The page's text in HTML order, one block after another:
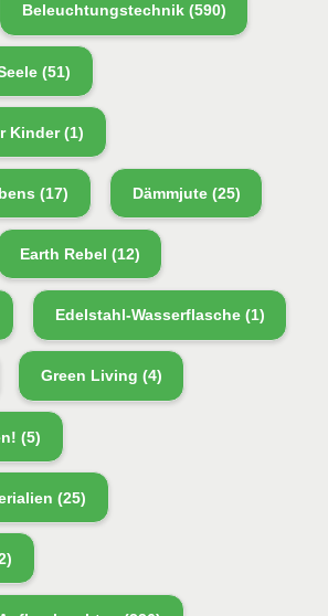
Beleuchtungstechnik(590)
(51)
Kinder(1)
(17) Dämmjute(25)
Earth Rebel (12)
Edelstahl-Wasserflasche(1)
Green Living (4)
(5)
(25)